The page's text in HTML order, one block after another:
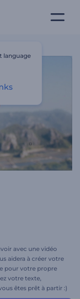
avec une vidéo
aidera à créer votre
pour votre propre
votre texte,
êtes prêt à partir :)
language